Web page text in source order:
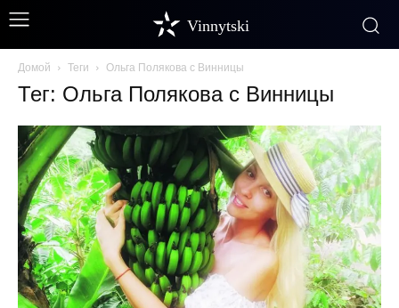
Vinnytski
Домой Теги Ольга Полякова с Винницы
Тег: Ольга Полякова с Винницы